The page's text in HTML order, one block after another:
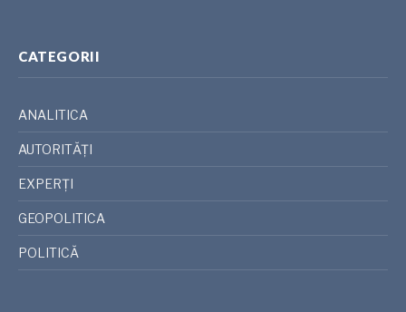
CATEGORII
ANALITICA
AUTORITĂȚI
EXPERȚI
GEOPOLITICA
POLITICĂ